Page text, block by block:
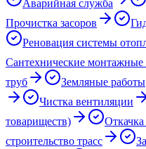
Аварийная служба
Прочистка засоров
Реновация системы
Сантехнические монтажные
труб
Земляные работы
Чистка вентиляции
товариществ)
строительство трасс